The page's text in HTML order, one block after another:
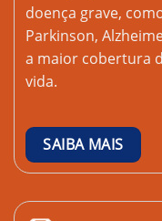
doença grave,
Parkinson,
a maior cobertura
vida.
SAIBA MAIS